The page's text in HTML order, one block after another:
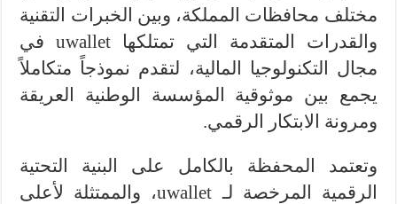
مختلف محافظات المملكة، وبين الخبرات التقنية
والقدرات المتقدمة التي تمتلكها uwallet في
مجال التكنولوجيا المالية، لتقدم نموذجاً متكاملاً
يجمع بين موثوقية المؤسسة الوطنية العريقة
ومرونة الابتكار الرقمي.
وتعتمد المحفظة بالكامل على البنية التحتية
الرقمية المرخصة لـ uwallet، والممتثلة لأعلى